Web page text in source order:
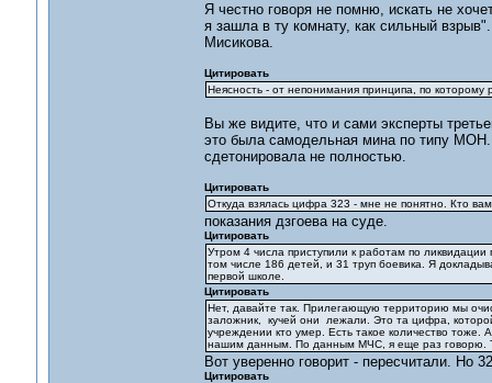
Я честно говоря не помню, искать не
я зашла в ту комнату, как сильный
Мисикова.
Цитировать
Неясность - от непонимания принципа, по
Вы же видите, что и сами эксперты
это была самодельная мина по типу
сдетонировала не полностью.
Цитировать
Откуда взялась цифра 323 - мне не понятно. Кто
показания дзгоева на суде.
Цитировать
Утром 4 числа приступили к работам по
том числе 186 детей, и 31 труп боевика. Я
первой школе.
Цитировать
Нет, давайте так. Прилегающую территорию мы
заложник, кучей они лежали. Это та цифра,
учреждении кто умер. Есть такое количество
нашим данным. По данным МЧС, я еще раз говорю.
Вот уверенно говорит - пересчитали. Но
Цитировать